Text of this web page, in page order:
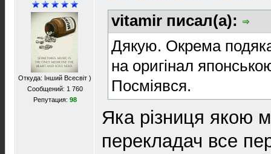
Откуда: Інший Всесвіт )
Сообщений: 1 760
Репутация: 98
vitamir писал(а):
Дякую. Окрема
на оригінал
Посміявся.
Яка різниця якою
перекладач все